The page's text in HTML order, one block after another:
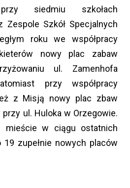
siedmiu szkołach
Zespole Szkół Specjalnych
roku we współpracy
nowy plac zabaw
ul. Zamenhofa
przy współpracy
z Misją nowy plac zbaw
przy ul. Huloka w Orzegowie.
mieście w ciągu ostatnich
19 zupełnie nowych placów